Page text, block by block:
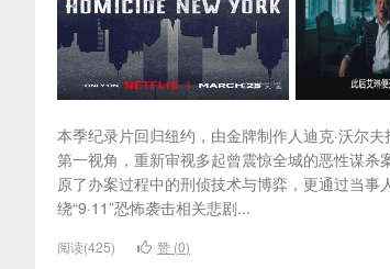
本季纪录片回归纽约，由金牌制作人迪克·沃尔
第一视角，重新审视多起曾震惊全城的恶性谋
原了办案过程中的刑侦技术与博弈，更通过当
绕“9·11”恐怖袭击相关悲剧...
阅读(425) 赞 (0)